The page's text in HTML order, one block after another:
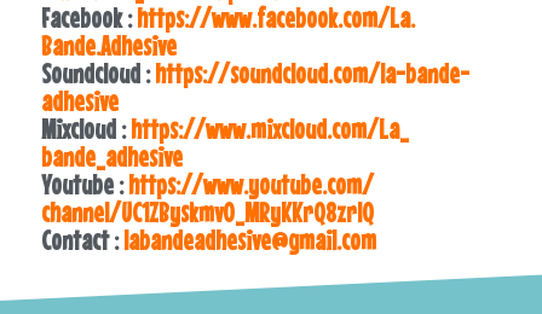
Facebook :https://www.facebook.com/La.
Bande.Adhesive
Soundcloud :https://soundcloud.com/la-bande-
adhesive
Mixcloud :https://www.mixcloud.com/La_
bande_adhesive
Youtube :https://www.youtube.com/
channel/UC1ZByskmvO_ MRyKKrQ8zrlQ
Contact :labandeadhesive@gmail.com